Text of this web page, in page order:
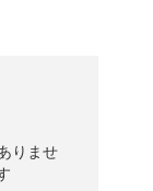
りませ